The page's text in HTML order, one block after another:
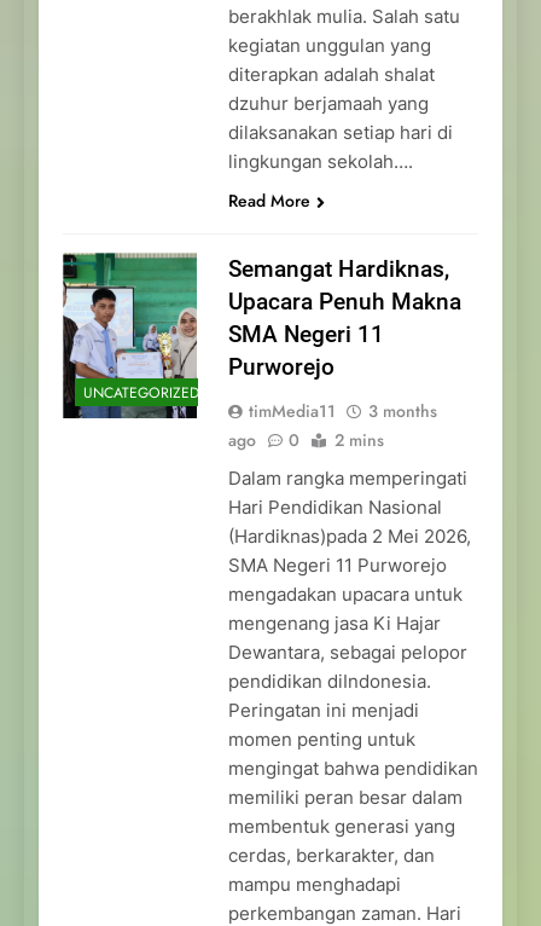
berakhlak mulia. Salah satu
kegiatan unggulan yang
diterapkan adalah shalat
dzuhur berjamaah yang
dilaksanakan setiap hari di
lingkungan sekolah….
Read More
UNCATEGORIZED
Semangat Hardiknas,
Upacara Penuh Makna
SMA Negeri 11
Purworejo
timMedia11
3 months
ago
0 2 mins
Dalam rangka memperingati
Hari Pendidikan Nasional
(Hardiknas)pada 2 Mei 2026,
SMA Negeri 11 Purworejo
mengadakan upacara untuk
mengenang jasa Ki Hajar
Dewantara, sebagai pelopor
pendidikan diIndonesia.
Peringatan ini menjadi
momen penting untuk
mengingat bahwa pendidikan
memiliki peran besar dalam
membentuk generasi yang
cerdas, berkarakter, dan
mampu menghadapi
perkembangan zaman. Hari